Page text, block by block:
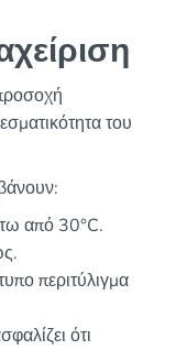
του
από 30°C.
περιτύλιγμα
ότι